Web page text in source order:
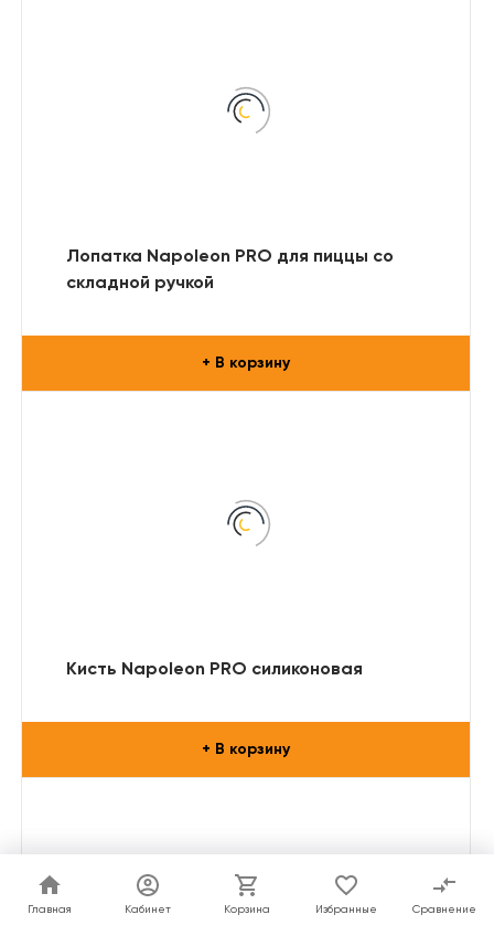
Главная Кабинет Корзина Избранные Сравнение
Главная Кабинет Корзина Избранные Сравнение
Лопатка Napoleon PRO для пиццы со
складной ручкой
+ В корзину
Кисть Napoleon PRO силиконовая
+ В корзину